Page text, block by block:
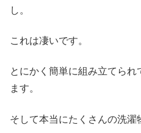
し。
これは凄いです。
とにかく簡単に組み立てら
ます。
そして本当にたくさんの洗濯